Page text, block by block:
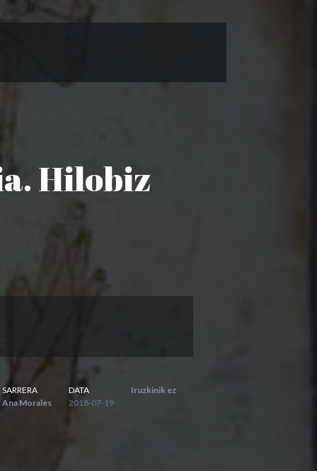
Hilobiz
SARRERA
Ana Morales
DATA
2018-07-19
Iruzkinik ez